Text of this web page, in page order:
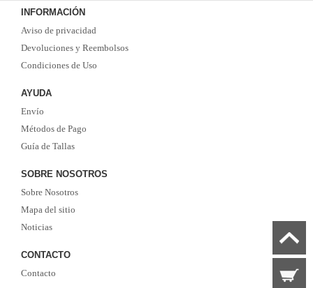
atendimento ao cliente amigável e experiente, você pode ter certeza de que receberá suporte
em todas as etapas do processo de compra.
Não se esqueça que, se o valor da sua compra for superior a 99 euros, oferecemos o
serviço de entrega EMS gratuito. Não perca a oportunidade de adquirir as melhores
INFORMACIÓN
Aviso de privacidad
Devoluciones y Reembolsos
Condiciones de Uso
AYUDA
Envío
Métodos de Pago
Guía de Tallas
SOBRE NOSOTROS
Sobre Nosotros
Mapa del sitio
Noticias
CONTACTO
Contacto